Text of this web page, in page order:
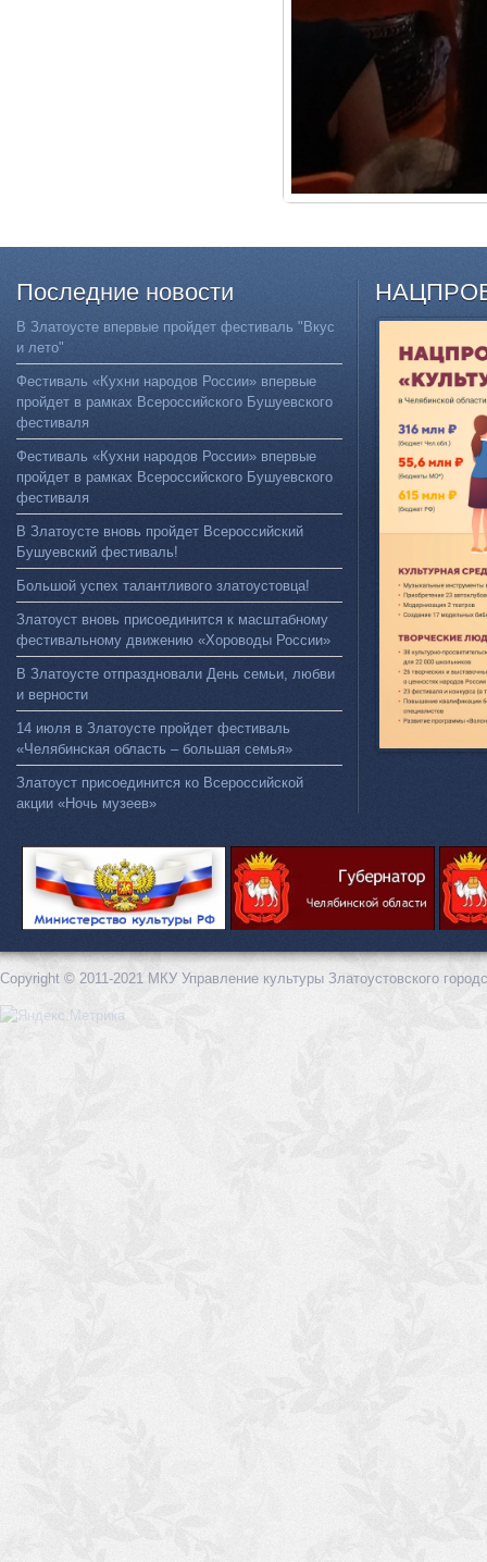
Последние новости
В Златоусте впервые пройдет фестиваль "Вкус
и лето"
Фестиваль «Кухни народов России» впервые
пройдет в рамках Всероссийского Бушуевского
фестиваля
Фестиваль «Кухни народов России» впервые
пройдет в рамках Всероссийского Бушуевского
фестиваля
В Златоусте вновь пройдет Всероссийский
Бушуевский фестиваль!
Большой успех талантливого златоустовца!
Златоуст вновь присоединится к масштабному
фестивальному движению «Хороводы России»
В Златоусте отпраздновали День семьи, любви
и верности
14 июля в Златоусте пройдет фестиваль
«Челябинская область – большая семья»
Златоуст присоединится ко Всероссийской
акции «Ночь музеев»
Copyright © 2011-2021 МКУ Управление культуры Златоустовского